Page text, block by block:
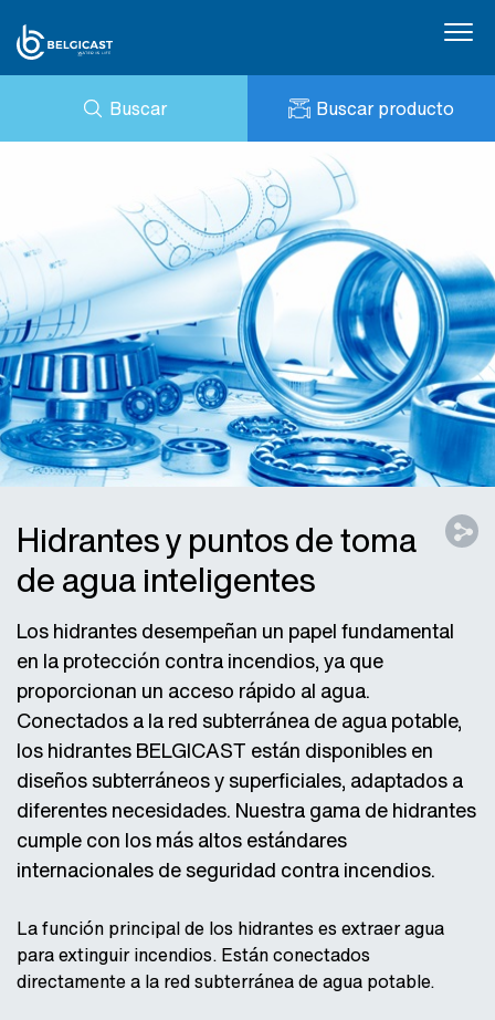
Buscar Buscar producto
REFERENCIAS
CONTACTO
PRESTO
CONSULTA
MI BELGICAST
BELGICAST PORTAL
Hidrantes y puntos de toma
de agua inteligentes
Los hidrantes desempeñan un papel fundamental
en la protección contra incendios, ya que
proporcionan un acceso rápido al agua.
Conectados a la red subterránea de agua potable,
los hidrantes BELGICAST están disponibles en
diseños subterráneos y superficiales, adaptados a
diferentes necesidades. Nuestra gama de hidrantes
cumple con los más altos estándares
internacionales de seguridad contra incendios.
La función principal de los hidrantes es extraer agua
para extinguir incendios. Están conectados
directamente a la red subterránea de agua potable.